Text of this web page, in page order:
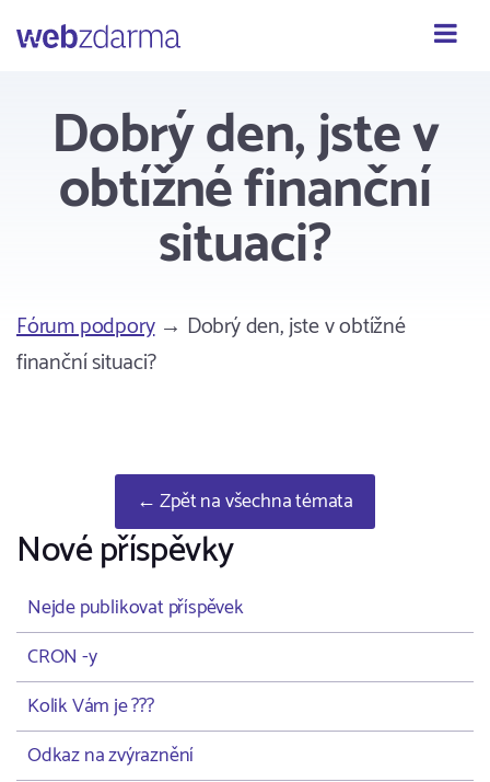
Webzdarma
Dobrý den, jste v
obtížné finanční
situaci?
Fórum podpory→ Dobrý den, jste v obtížné
finanční situaci?
← Zpět na všechna témata
Nové příspěvky
Nejde publikovat příspěvek
CRON -y
Kolik Vám je ???
Odkaz na zvýraznění